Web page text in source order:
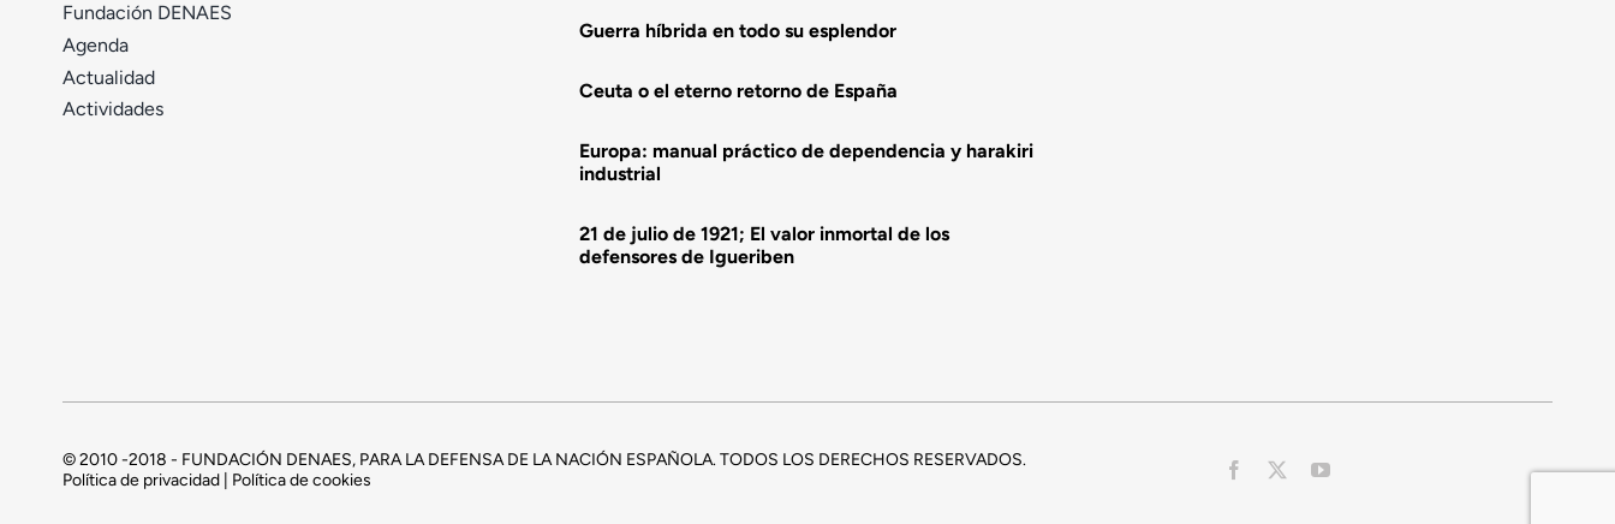
Fundación DENAES
Agenda
Actualidad
Actividades
Guerra híbrida en todo su esplendor
Ceuta o el eterno retorno de España
Europa: manual práctico de dependencia y harakiri
industrial
21 de julio de 1921; El valor inmortal de los
defensores de Igueriben
© 2010 -2018 - FUNDACIÓN DENAES, PARA LA DEFENSA DE LA NACIÓN ESPAÑOLA. TODOS LOS DERECHOS RESERVADOS.
Política de privacidad | Política de cookies